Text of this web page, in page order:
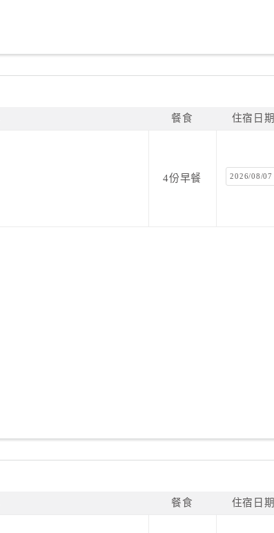
餐食 住宿日期
4份早餐 2026/08/07
餐食 住宿日期